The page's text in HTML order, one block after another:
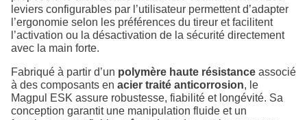
leviers configurables par l’utilisateur permettent d’adapter
l’ergonomie selon les préférences du tireur et facilitent
l’activation ou la désactivation de la sécurité directement
avec la main forte.
Fabriqué à partir d’un polymère haute résistance associé
à des composants en acier traité anticorrosion, le
Magpul ESK assure robustesse, fiabilité et longévité. Sa
conception garantit une manipulation fluide et un